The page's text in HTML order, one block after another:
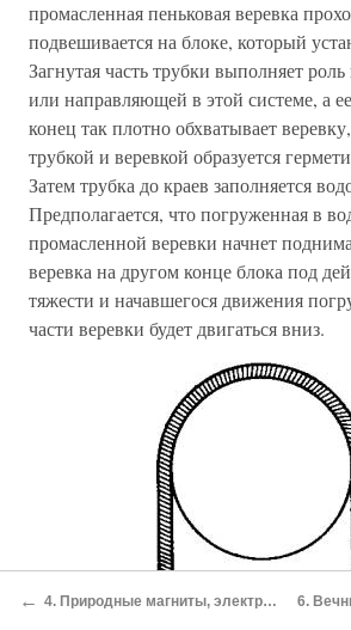
промасленная пеньковая веревка
подвешивается на блоке, который
Загнутая часть трубки выполняет
или направляющей в этой системе, а
конец так плотно обхватывает
трубкой и веревкой образуется
Затем трубка до краев заполняется
Предполагается, что погруженная в
промасленной веревки начнет
веревка на другом конце блока под
тяжести и начавшегося движения
части веревки будет двигаться вниз.
← 4. Природные магниты, электромагнетизм и пар